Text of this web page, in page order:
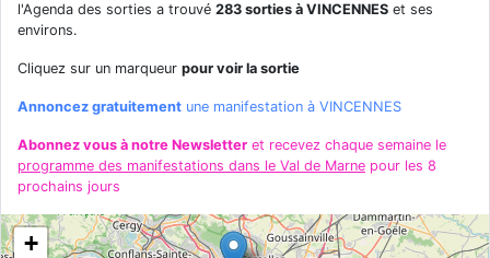
l'Agenda des sorties a trouvé 283 sorties à VINCENNES et ses
environs.
Cliquez sur un marqueur pour voir la sortie
Annoncez gratuitement une manifestation à VINCENNES
Abonnez vous à notre Newsletter et recevez chaque semaine le
programme des manifestations dans le Val de Marne pour les 8
prochains jours
+